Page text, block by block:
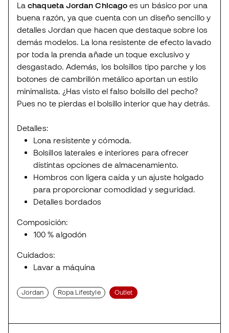
Lachaqueta Jordan Chicago es un básico por una
buena razón, ya que cuenta con un diseño sencillo y
detalles Jordan que hacen que destaque sobre los
demás modelos. La lona resistente de efecto lavado
por toda la prenda añade un toque exclusivo y
desgastado. Además, los bolsillos tipo parche y los
botones de cambrillón metálico aportan un estilo
minimalista. ¿Has visto el falso bolsillo del pecho?
Pues no te pierdas el bolsillo interior que hay detrás.
Detalles:
Lona resistente y cómoda.
Bolsillos laterales e interiores para ofrecer
distintas opciones de almacenamiento.
Hombros con ligera caída y un ajuste holgado
para proporcionar comodidad y seguridad.
Detalles bordados
Composición:
100 % algodón
Cuidados:
Lavar a máquina
Jordan Ropa Lifestyle Outlet